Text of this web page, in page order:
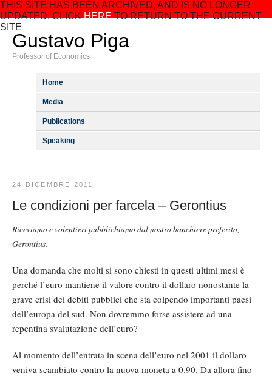
THIS SITE HAS BEEN ARCHIVED, AND IS NO LONGER
UPDATED. CLICKHERETO RETURN TO THE CURRENT
SITE
Gustavo Piga
Professor of Economics
Home
Media
Publications
Speaking
24 DICEMBRE 2011
Le condizioni per farcela – Gerontius
Riceviamo e volentieri pubblichiamo dal nostro banchiere preferito,
Gerontius.
Una domanda che molti si sono chiesti in questi ultimi mesi è
perché l’euro mantiene il valore contro il dollaro nonostante la
grave crisi dei debiti pubblici che sta colpendo importanti paesi
dell’europa del sud. Non dovremmo forse assistere ad una
repentina svalutazione dell’euro?
Al momento dell’entrata in scena dell’euro nel 2001 il dollaro
veniva scambiato contro la nuova moneta a 0.90. Da allora fino